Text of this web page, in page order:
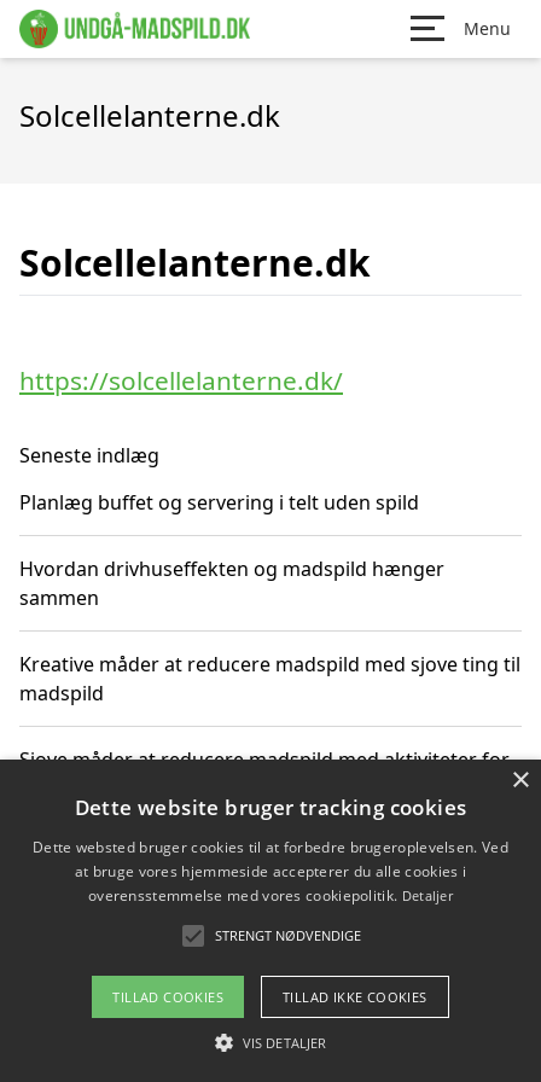
Menu
Solcellelanterne.dk
Solcellelanterne.dk
https://solcellelanterne.dk/
Seneste indlæg
Planlæg buffet og servering i telt uden spild
Hvordan drivhuseffekten og madspild hænger
sammen
Kreative måder at reducere madspild med sjove ting til
madspild
Sjove måder at reducere madspild med aktiviteter for
Hvor finder jeg nemme måltidskasser i Vejle
Om / kontakt
Blog Betingelser
×
Dette website bruger tracking cookies
Dette websted bruger cookies til at forbedre brugeroplevelsen. Ved
at bruge vores hjemmeside accepterer du alle cookies i
overensstemmelse med vores cookiepolitik. Detaljer
STRENGT NØDVENDIGE
TILLAD COOKIES TILLAD IKKE COOKIES
VIS DETALJER